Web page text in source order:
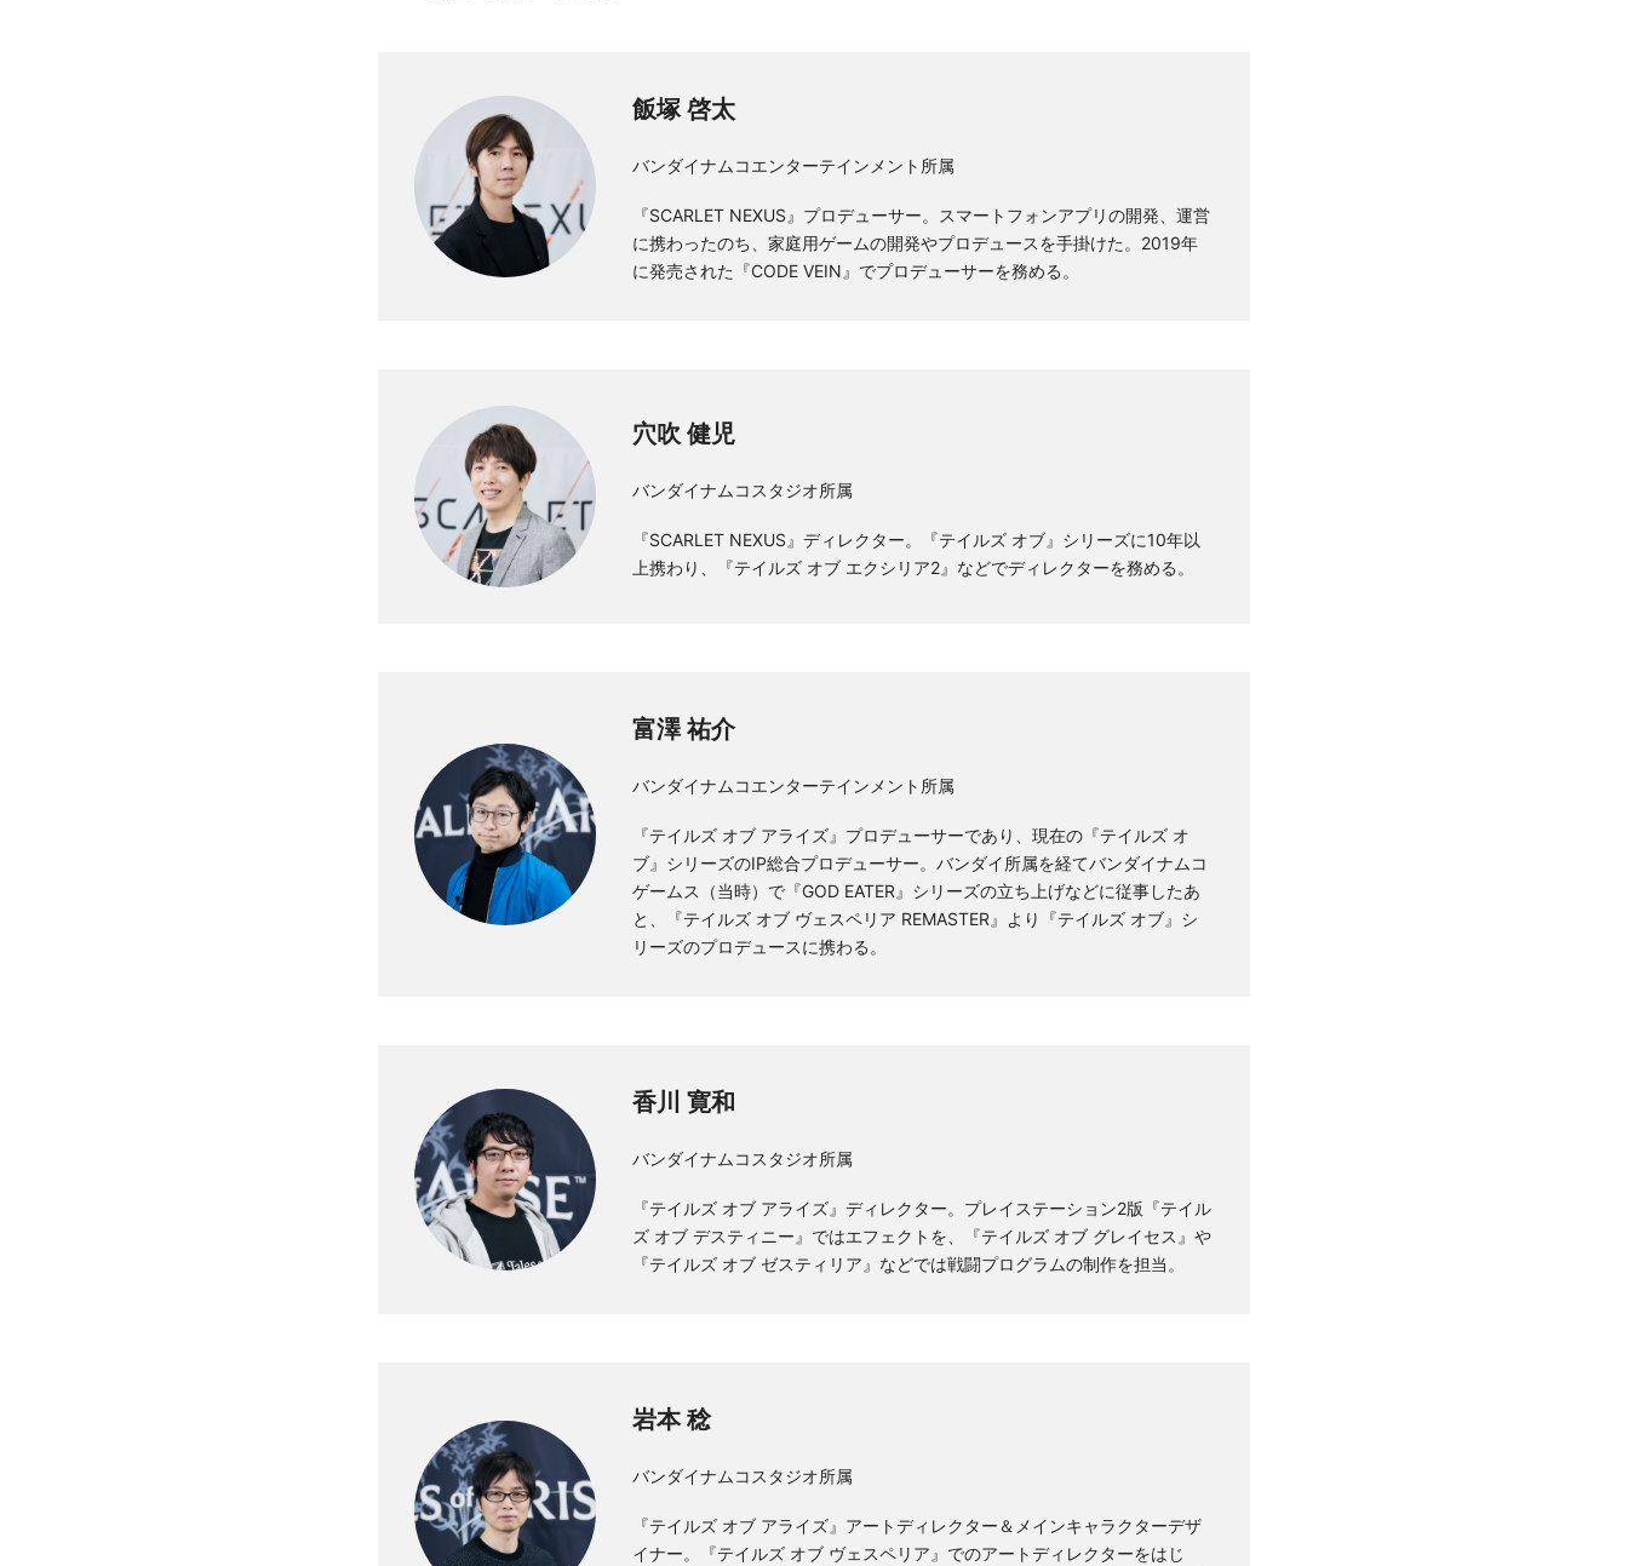
飯塚 啓太
バンダイナムコエンターテインメント所属
『SCARLET NEXUS』プロデューサー。スマートフォンアプリの開発、運営
に携わったのち、家庭用ゲームの開発やプロデュースを手掛けた。2019年
に発売された『CODE VEIN』でプロデューサーを務める。
穴吹 健児
バンダイナムコスタジオ所属
『SCARLET NEXUS』ディレクター。『テイルズ オブ』シリーズに10年以
上携わり、『テイルズ オブ エクシリア2』などでディレクターを務める。
富澤 祐介
バンダイナムコエンターテインメント所属
『テイルズ オブ アライズ』プロデューサーであり、現在の『テイルズ オ
ブ』シリーズのIP総合プロデューサー。バンダイ所属を経てバンダイナムコ
ゲームス（当時）で『GOD EATER』シリーズの立ち上げなどに従事したあ
と、『テイルズ オブ ヴェスペリア REMASTER』より『テイルズ オブ』シ
リーズのプロデュースに携わる。
香川 寛和
バンダイナムコスタジオ所属
『テイルズ オブ アライズ』ディレクター。プレイステーション2版『テイル
ズ オブ デスティニー』ではエフェクトを、『テイルズ オブ グレイセス』や
『テイルズ オブ ゼスティリア』などでは戦闘プログラムの制作を担当。
岩本 稔
バンダイナムコスタジオ所属
『テイルズ オブ アライズ』アートディレクター＆メインキャラクターデザ
イナー。『テイルズ オブ ヴェスペリア』でのアートディレクターをはじ